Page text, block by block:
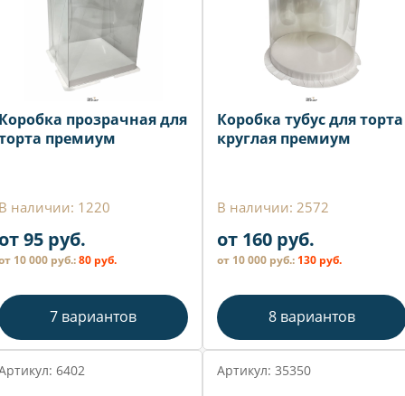
прозрачная для
премиум
наличии: 1220
95 руб.
10 000 руб.:80 руб.
7 вариантов
Коробка тубус для торта
круглая премиум
В наличии: 2572
от 160 руб.
от 10 000 руб.: 130 руб.
8 вариантов
6402 Артикул: 35350